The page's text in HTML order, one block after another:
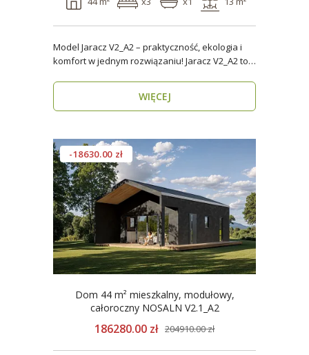
Model Jaracz V2_A2 – praktyczność, ekologia i
komfort w jednym rozwiązaniu! Jaracz V2_A2 to
WIĘCEJ
-18630.00 zł
Dom 44 m² mieszkalny, modułowy,
całoroczny NOSALN V2.1_A2
186280.00 zł 204910.00 zł